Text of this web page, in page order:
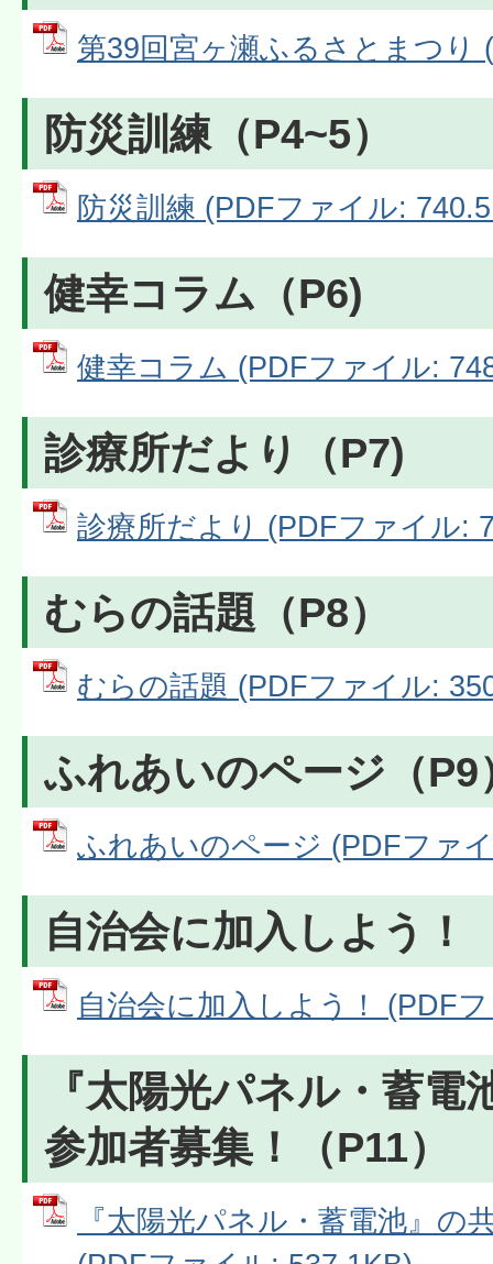
第39回宮ヶ瀬ふるさとまつり
防災訓練（P4~5）
防災訓練 (PDFファイル:
健幸コラム（P6)
健幸コラム (PDFファイル:
診療所だより（P7)
診療所だより (PDFファイル:
むらの話題（P8）
むらの話題 (PDFファイル:
ふれあいのページ（P9
ふれあいのページ (PDFファ
自治会に加入しよう！
自治会に加入しよう！ (PDF
『太陽光パネル・蓄電
参加者募集！（P11）
『太陽光パネル・蓄電池』の